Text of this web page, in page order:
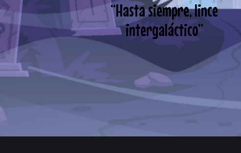
“Hasta siempre, lince
intergaláctico”